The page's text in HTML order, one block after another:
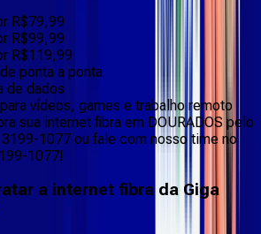
R$79,99
R$99,99
R$119,99
ponta a ponta
de dados
vídeos, games e trabalho remoto
sua internet fibra em DOURADOS pelo
1077 ou fale com nosso time no
1077!
a internet fibra da Giga